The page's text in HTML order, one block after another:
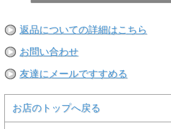
多少異なる場合があります。
※当店取扱い商品は一部店頭在庫と共有を
ご注文時に「在庫あり」の表示でも、実際
す。完売や欠品の場合は大変ご迷惑をおか
うえ注文頂けますようお願い申し上げます。
返品についての詳細はこちら
お問い合わせ
友達にメールですすめる
お店のトップへ戻る